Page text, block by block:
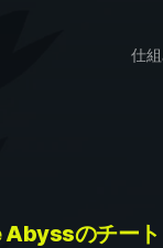
仕
のチー